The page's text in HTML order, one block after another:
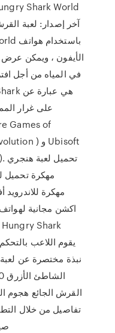
آخر إصدار: لعبة
الأيفون ، ويمكن عرض
في المياه من أجل
اكشن مجانية
نبذة مختصرة عن
القرش الجائع
تفاصيل من خلال